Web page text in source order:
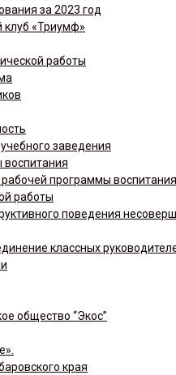
за 2023 год
клуб «Триумф»
работы
заведения
программы
работы
поведения
классных
общество “Экос”
края